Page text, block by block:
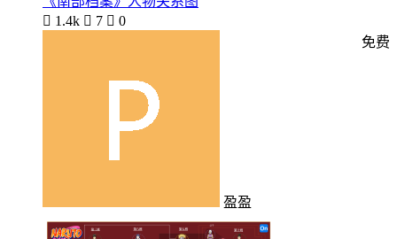
 1.4k  7  0
盈盈
免费